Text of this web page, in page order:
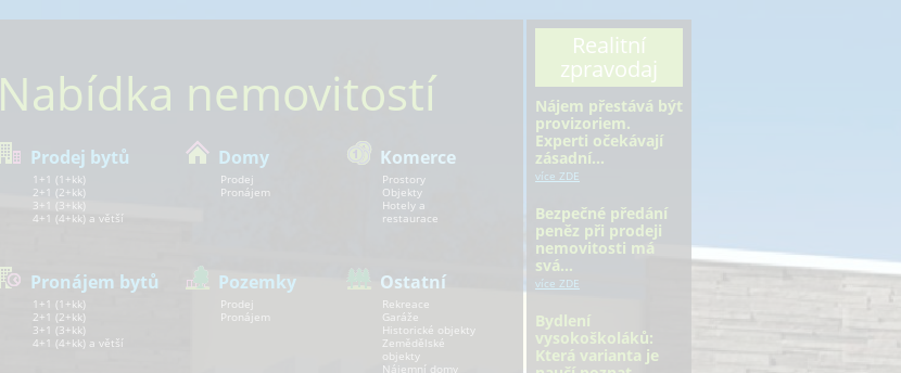
Nabídka nemovitostí
Prodej bytů
1+1 (1+kk)
2+1 (2+kk)
3+1 (3+kk)
4+1 (4+kk) a větší
Domy
Prodej
Pronájem
Komerce
Prostory
Objekty
Hotely a
restaurace
Pronájem bytů
1+1 (1+kk)
2+1 (2+kk)
3+1 (3+kk)
4+1 (4+kk) a větší
Pozemky
Prodej
Pronájem
Ostatní
Rekreace
Garáže
Historické objekty
Zemědělské
objekty
Nájemní domy
Realitní
zpravodaj
Nájem přestává být
provizoriem.
Experti očekávají
zásadní…
více ZDE
Bezpečné předání
peněz při prodeji
nemovitosti má
svá…
více ZDE
Bydlení
vysokoškoláků:
Která varianta je